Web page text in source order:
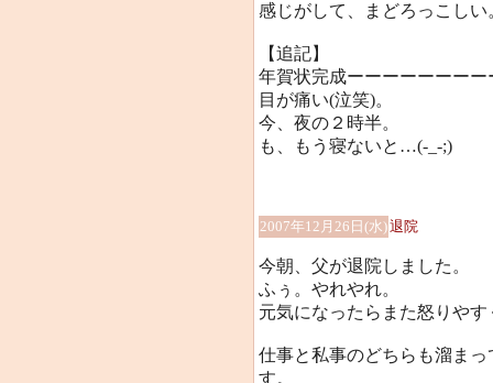
感じがして、まどろっこしい
【追記】
年賀状完成ーーーーーーー
目が痛い(泣笑)。
今、夜の２時半。
も、もう寝ないと…(-_-;)
2007年12月26日(水)退院
今朝、父が退院しました。
ふぅ。やれやれ。
元気になったらまた怒りやす
仕事と私事のどちらも溜ま
す。